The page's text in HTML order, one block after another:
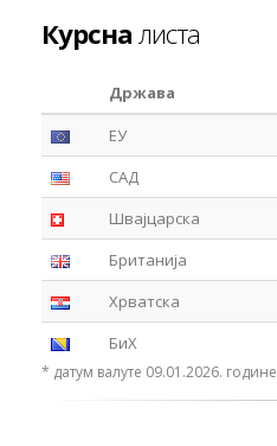
Курсна листа
Држава
ЕУ
САД
Швајцарска
Британија
Хрватска
БиХ
* датум валуте 09.01.2026. године